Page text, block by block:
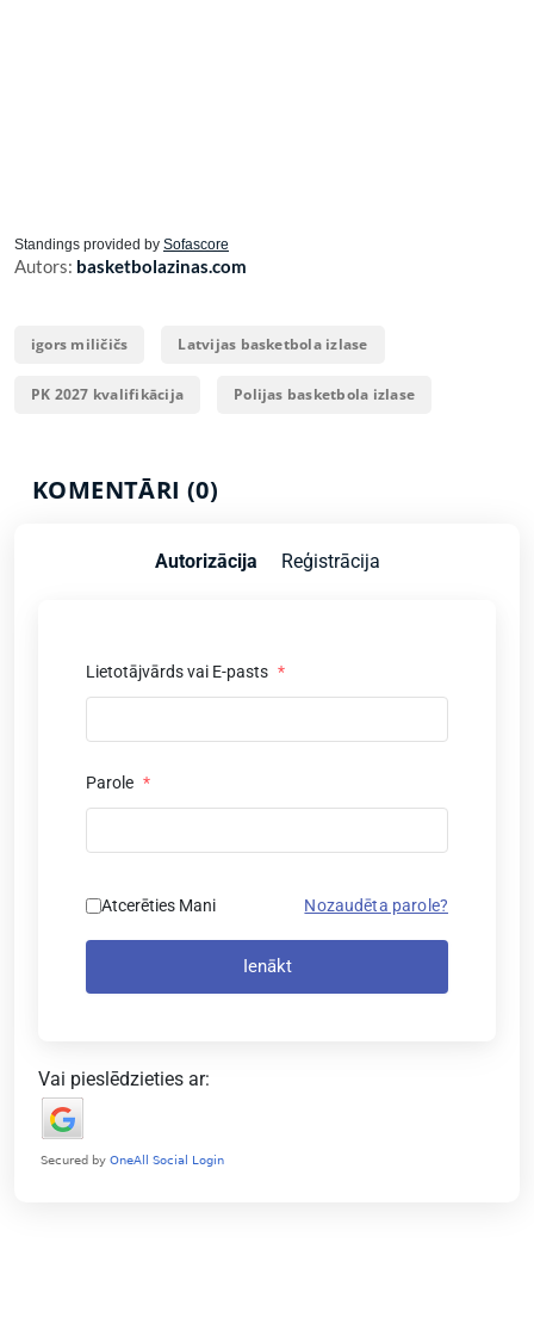
Standings provided by Sofascore
Autors: basketbolazinas.com
igors miličičs Latvijas basketbola izlase
PK 2027 kvalifikācija Polijas basketbola izlase
KOMENTĀRI (0)
Autorizācija Reģistrācija
Lietotājvārds vai E-pasts *
Parole *
Atcerēties Mani Nozaudēta parole?
Ienākt
Vai pieslēdzieties ar: